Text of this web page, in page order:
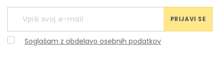
PRIJAVI SE
Soglašam z obdelavo osebnih podatkov